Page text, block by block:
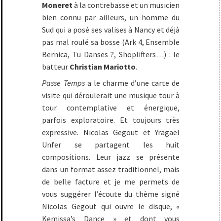
Moneretà la contrebasse et un musicien
bien connu par ailleurs, un homme du
Sud qui a posé ses valises à Nancy et déjà
pas mal roulé sa bosse (Ark 4, Ensemble
Bernica, Tu Danses ?, Shoplifters…) : le
batteur Christian Mariotto.
Passe Tempsa le charme d’une carte de
visite qui déroulerait une musique tour à
tour contemplative et énergique,
parfois exploratoire. Et toujours très
expressive. Nicolas Gegout et Yragaël
Unfer se partagent les huit
compositions. Leur jazz se présente
dans un format assez traditionnel, mais
de belle facture et je me permets de
vous suggérer l’écoute du thème signé
Nicolas Gegout qui ouvre le disque, «
Kemissa’s Dance » et dont vous